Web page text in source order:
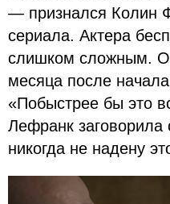
— признался Колин
сериала. Актера
слишком сложным.
месяца после
«Побыстрее бы это
Лефранк заговорила
никогда не надену